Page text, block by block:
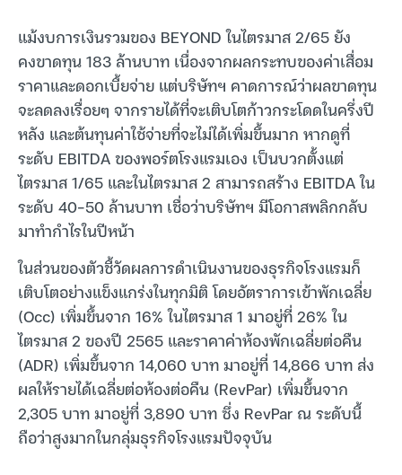
แม้งบการเงินรวมของ BEYOND ในไตรมาส 2/65 ยัง
คงขาดทุน 183 ล้านบาท เนื่องจากผลกระทบของค่าเสื่อม
ราคาและดอกเบี้ยจ่าย แต่บริษัทฯ คาดการณ์ว่าผลขาดทุน
จะลดลงเรื่อยๆ จากรายได้ที่จะเติบโตก้าวกระโดดในครึ่งปี
หลัง และต้นทุนค่าใช้จ่ายที่จะไม่ได้เพิ่มขึ้นมาก หากดูที่
ระดับ EBITDA ของพอร์ตโรงแรมเอง เป็นบวกตั้งแต่
ไตรมาส 1/65 และในไตรมาส 2 สามารถสร้าง EBITDA ใน
ระดับ 40-50 ล้านบาท เชื่อว่าบริษัทฯ มีโอกาสพลิกกลับ
มาทำกำไรในปีหน้า
ในส่วนของตัวชี้วัดผลการดำเนินงานของธุรกิจโรงแรมก็
เติบโตอย่างแข็งแกร่งในทุกมิติ โดยอัตราการเข้าพักเฉลี่ย
(Occ) เพิ่มขึ้นจาก 16% ในไตรมาส 1 มาอยู่ที่ 26% ใน
ไตรมาส 2 ของปี 2565 และราคาค่าห้องพักเฉลี่ยต่อคืน
(ADR) เพิ่มขึ้นจาก 14,060 บาท มาอยู่ที่ 14,866 บาท ส่ง
ผลให้รายได้เฉลี่ยต่อห้องต่อคืน (RevPar) เพิ่มขึ้นจาก
2,305 บาท มาอยู่ที่ 3,890 บาท ซึ่ง RevPar ณ ระดับนี้
ถือว่าสูงมากในกลุ่มธุรกิจโรงแรมปัจจุบัน